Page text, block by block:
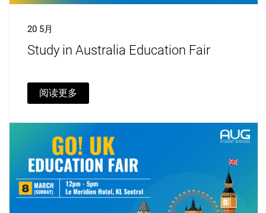
20 5月
Study in Australia Education Fair
阅读更多